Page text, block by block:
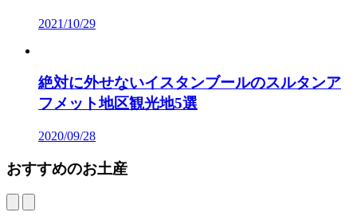
2021/10/29
絶対に外せないイスタンブールのスルタンア
フメット地区観光地5選
2020/09/28
おすすめのお土産